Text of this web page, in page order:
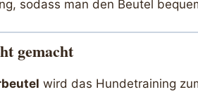
sodass man den Beutel
gemacht
wird das Hundetraining